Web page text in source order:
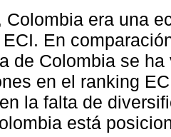
Colombia era una
En
de Colombia se
en el ranking
la falta de
está